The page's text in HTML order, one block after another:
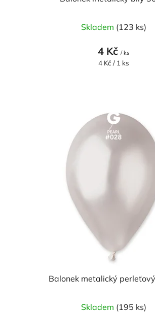
Skladem (123 ks)
4 Kč / ks
Měrná
4 Kč / 1 ks
Balonek metalický
Skladem (195 ks)